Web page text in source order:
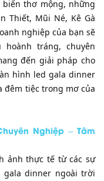
thơ mộng, những
Thiết, Mũi Né, Kê Gà
nghiệp của bạn sẽ
tráng, chuyên
đến giải pháp cho
hình led gala dinner
tiệc trong mơ của
Nghiệp – Tâm
ảnh thực tế từ các sự
gala dinner ngoài trời